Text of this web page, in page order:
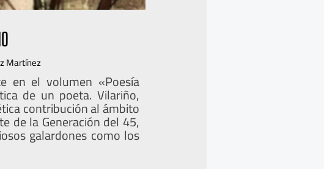
Martínez
en el volumen «Poesía
de un poeta. Vilariño,
contribución al ámbito
de la Generación del 45,
galardones como los